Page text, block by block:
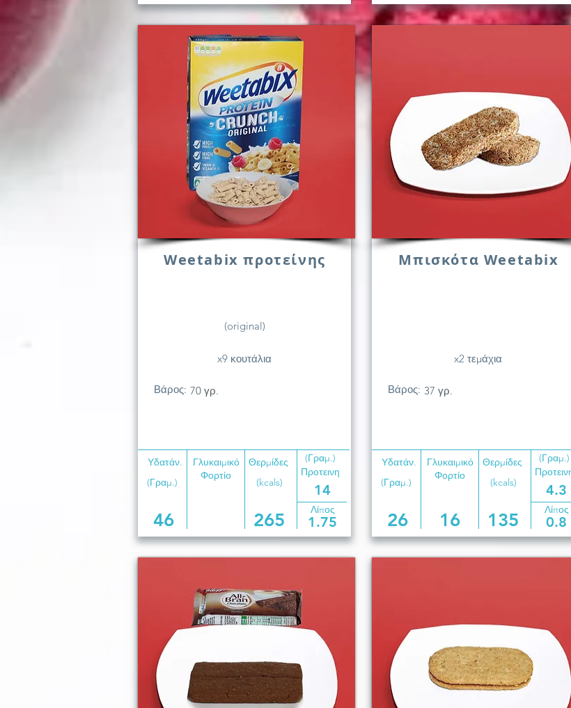
Weetabix προτείνης
(original)
x9 κουτάλια
Βάρος: 70 γρ.
Υδατάν.
Γλυκαιμικό
Φορτίο
(Γραμ.)
Θερμίδες
(kcals)
Προτεινη
14
(Γραμ.)
46 265 Λίπος
1.75
Μπισκότα Weetabix
x2 τεμάχια
Βάρος: 37 γρ.
Υδατάν.
Γλυκαιμικό
Φορτίο
(Γραμ.)
Θερμίδες
(kcals)
4.3
(Γραμ.)
26 16 135 Λίπος
0.8